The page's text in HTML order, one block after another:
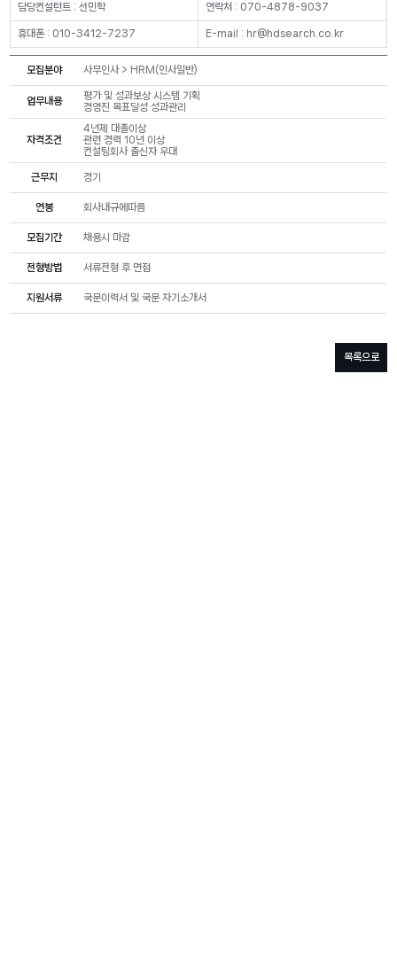
담당컨설턴트 : 선민학 연락처 : 070-4878-9037
휴대폰 : 010-3412-7237 E-mail : hr@hdsearch.co.kr
모집분야 사무인사 > HRM(인사일반)
업무내용
평가 및 성과보상 시스템 기획
경영진 목표달성 성과관리
자격조건
4년제 대졸이상
관련 경력 10년 이상
컨설팅회사 출신자 우대
근무지 경기
연봉 회사내규에따름
모집기간 채용시 마감
전형방법 서류전형 후 면접
지원서류 국문이력서 및 국문 자기소개서
목록으로